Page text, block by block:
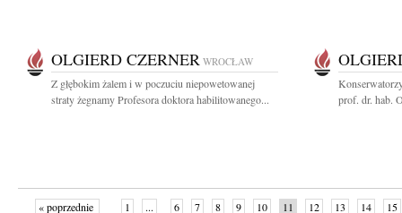
OLGIERD CZERNER WROCŁAW
Z głębokim żalem i w poczuciu niepowetowanej
straty żegnamy Profesora doktora habilitowanego...
prof. dr. hab.
« poprzednie 1 ... 6 7 8 9 10 11 12 13 14 15